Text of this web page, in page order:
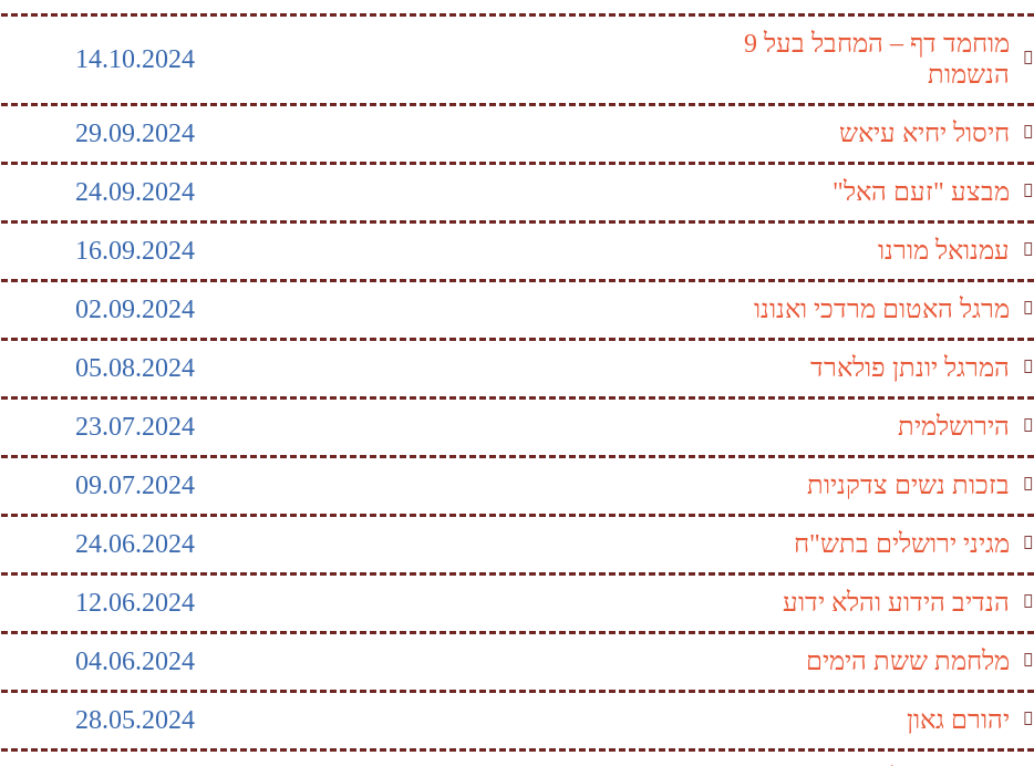
מוחמד דף – המחבל בעל 9
הנשמות
14.10.2024
חיסול יחיא עיאש 29.09.2024
מבצע "זעם האל" 24.09.2024
עמנואל מורנו 16.09.2024
מרגל האטום מרדכי ואנונו 02.09.2024
המרגל יונתן פולארד 05.08.2024
הירושלמית 23.07.2024
בזכות נשים צדקניות 09.07.2024
מגיני ירושלים בתש"ח 24.06.2024
הנדיב הידוע והלא ידוע 12.06.2024
מלחמת ששת הימים 04.06.2024
יהורם גאון 28.05.2024